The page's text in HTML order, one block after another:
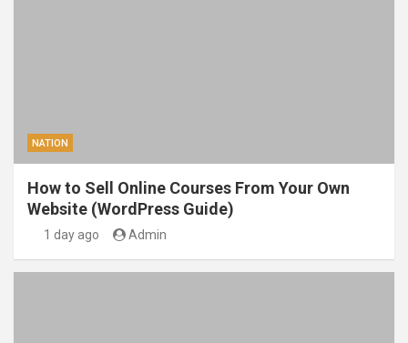
NATION
How to Sell Online Courses From Your Own
Website (WordPress Guide)
1 day ago Admin